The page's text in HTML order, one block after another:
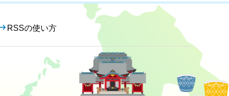
RSSの使い方